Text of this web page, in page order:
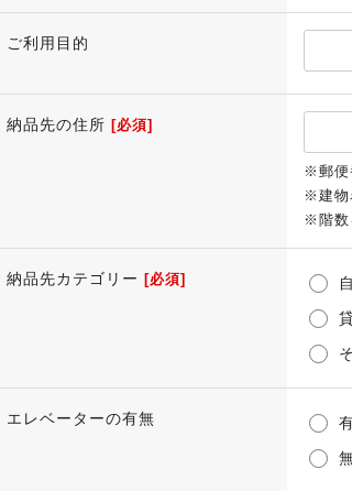
ご利用目的
納品先の住所 [必須]
※郵便
※建物
※階数
納品先カテゴリー [必須]
エレベーターの有無